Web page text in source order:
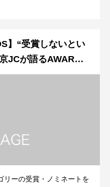
」「せっかくならJCメン
】“受賞しないとい
JCが語るAWARDS
リーの受賞・ノミネートを